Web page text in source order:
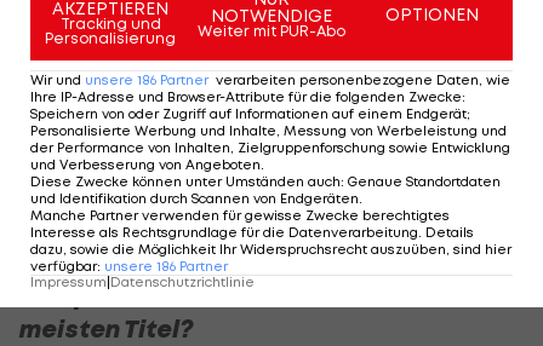
Leaguedebütierte er bereits, steuerte beim 6:1-
Sieg über Olympiakos Piräus auch einen Assist bei.
Ter Stegen vor Wechsel
innerhalb Spaniens
La Liga
Europas Rekordmeister: Wer holte die
meisten Titel?
AKZEPTIEREN
Tracking und
Personalisierung
NOTWENDIGE
Weiter mit PUR-Abo
OPTIONEN
Wir und unsere 186 Partner verarbeiten personenbezogene Daten, wie
Ihre IP-Adresse und Browser-Attribute für die folgenden Zwecke:
Speichern von oder Zugriff auf Informationen auf einem Endgerät;
Personalisierte Werbung und Inhalte, Messung von Werbeleistung und
der Performance von Inhalten, Zielgruppenforschung sowie Entwicklung
und Verbesserung von Angeboten.
Diese Zwecke können unter Umständen auch: Genaue Standortdaten
und Identifikation durch Scannen von Endgeräten.
Manche Partner verwenden für gewisse Zwecke berechtigtes
Interesse als Rechtsgrundlage für die Datenverarbeitung. Details
dazu, sowie die Möglichkeit Ihr Widerspruchsrecht auszuüben, sind hier
verfügbar: unsere 186 Partner
Impressum Datenschutzrichtlinie